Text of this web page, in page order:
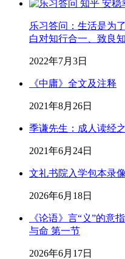
乐习答问：生活是为
白对知行合一、致良
2022年7月3日
《中庸》全文及注释
2021年8月26日
季谦先生：成人读经
2021年6月24日
文礼书院入学包本录
2026年6月18日
《论语》言“义”的意
与命 第一节
2026年6月17日